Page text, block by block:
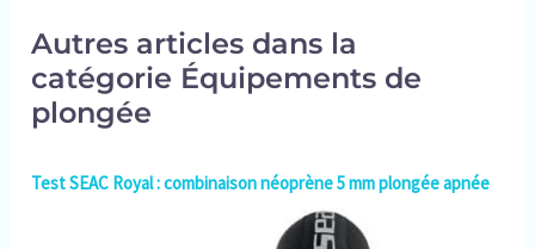
Autres articles dans la
catégorie Équipements de
plongée
Test SEAC Royal : combinaison néoprène 5 mm plongée apnée